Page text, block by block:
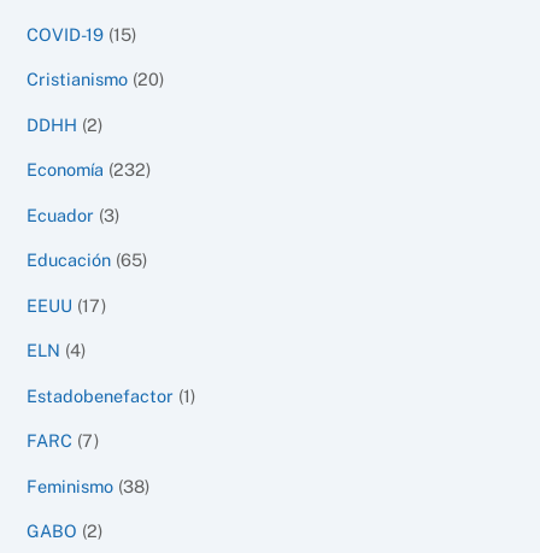
COVID-19 (15)
Cristianismo (20)
DDHH (2)
Economía (232)
Ecuador (3)
Educación (65)
EEUU (17)
ELN (4)
Estadobenefactor (1)
FARC (7)
Feminismo (38)
GABO (2)